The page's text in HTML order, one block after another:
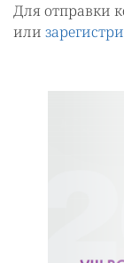
Для отправки
или